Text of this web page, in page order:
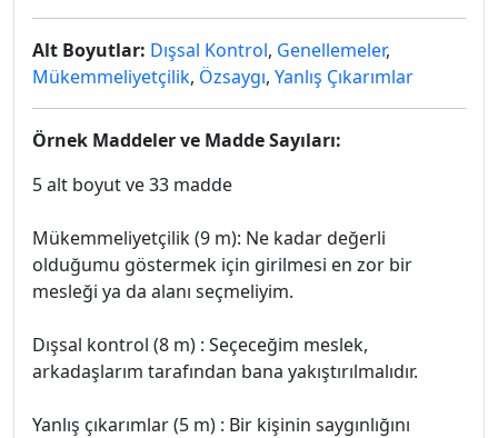
Alt Boyutlar: Dışsal Kontrol, Genellemeler,
Mükemmeliyetçilik, Özsaygı, Yanlış Çıkarımlar
Örnek Maddeler ve Madde Sayıları:
5 alt boyut ve 33 madde
Mükemmeliyetçilik (9 m): Ne kadar değerli
olduğumu göstermek için girilmesi en zor bir
mesleği ya da alanı seçmeliyim.
Dışsal kontrol (8 m) : Seçeceğim meslek,
arkadaşlarım tarafından bana yakıştırılmalıdır.
Yanlış çıkarımlar (5 m) : Bir kişinin saygınlığını